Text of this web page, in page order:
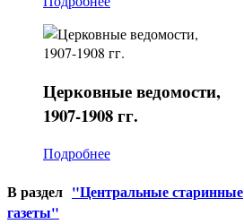
Церковныеведомости,
1907-1908 гг.
Подробнее
В раздел "Центральные старинные
газеты"